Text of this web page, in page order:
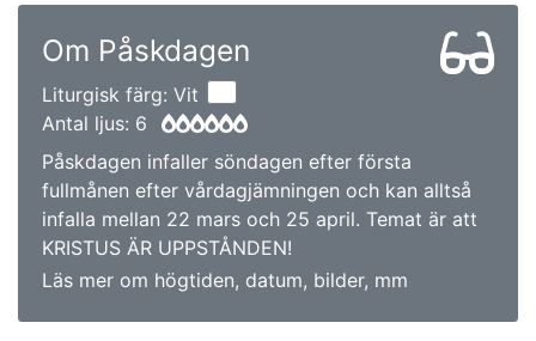
Om Påskdagen
Liturgisk färg: Vit
Antal ljus: 6
Påskdagen infaller söndagen efter första
fullmånen efter vårdagjämningen och kan alltså
infalla mellan 22 mars och 25 april. Temat är att
KRISTUS ÄR UPPSTÅNDEN!
Läs mer om högtiden, datum, bilder, mm